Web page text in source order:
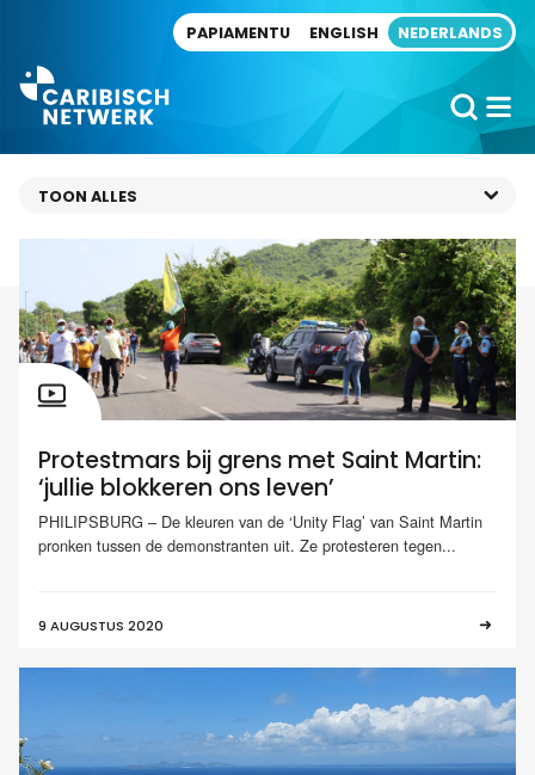
PAPIAMENTU ENGLISH NEDERLANDS
Protestmars bij grens met Saint Martin:
‘jullie blokkeren ons leven’
PHILIPSBURG – De kleuren van de ‘Unity Flag’ van Saint Martin
pronken tussen de demonstranten uit. Ze protesteren tegen...
9 AUGUSTUS 2020